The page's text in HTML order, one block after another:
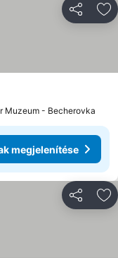
Muzeum - Becherovka
megjelenítése